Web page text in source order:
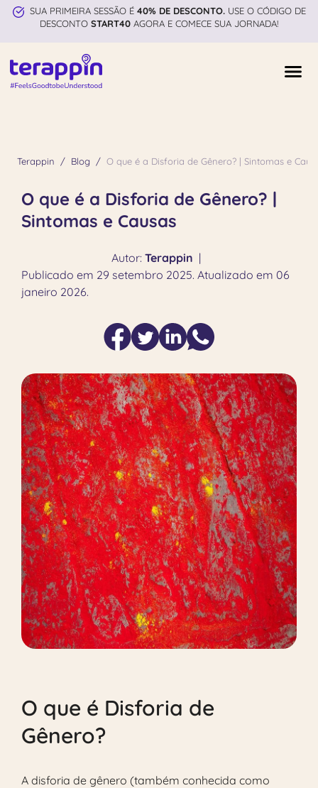
SUA PRIMEIRA SESSÃO É 40% DE DESCONTO.USE O CÓDIGO DE
DESCONTO START40 AGORA E COMECE SUA JORNADA!
Terappin Blog O que é a Disforia de Gênero? | Sintomas e
O que é a Disforia de Gênero? |
Sintomas e Causas
Autor: Terappin |
Publicado em 29 setembro 2025. Atualizado em 06
janeiro 2026.
O que é Disforia de
Gênero?
A disforia de gênero (também conhecida como